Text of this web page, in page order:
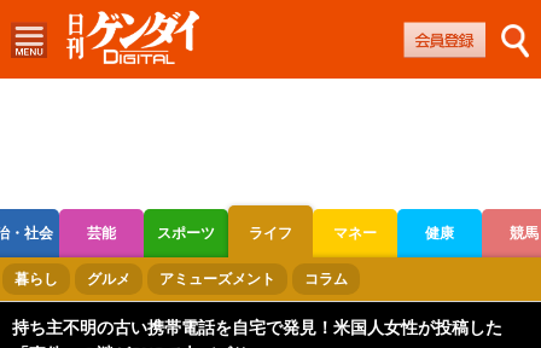
・社会 芸能 スポーツ ライフ マネー 健康 競馬
ボートレース 競輪 オートレース
暮らし グルメ アミューズメント コラム
持ち主不明の古い携帯電話を自宅で発見！米国人女性が投稿した